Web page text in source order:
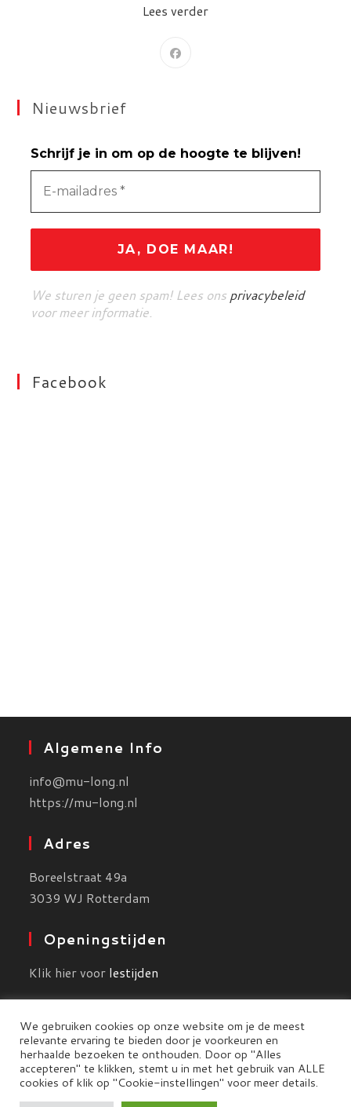
Lees verder
Nieuwsbrief
Schrijf je in om op de hoogte te blijven!
We sturen je geen spam! Lees ons privacybeleid
voor meer informatie.
Facebook
Algemene Info
info@mu-long.nl
https://mu-long.nl
Adres
Boreelstraat 49a
3039 WJ Rotterdam
Openingstijden
Klik hier voor lestijden
We gebruiken cookies op onze website om je de meest
relevante ervaring te bieden door je voorkeuren en
herhaalde bezoeken te onthouden. Door op "Alles
accepteren" te klikken, stemt u in met het gebruik van ALLE
cookies of klik op "Cookie-instellingen" voor meer details.